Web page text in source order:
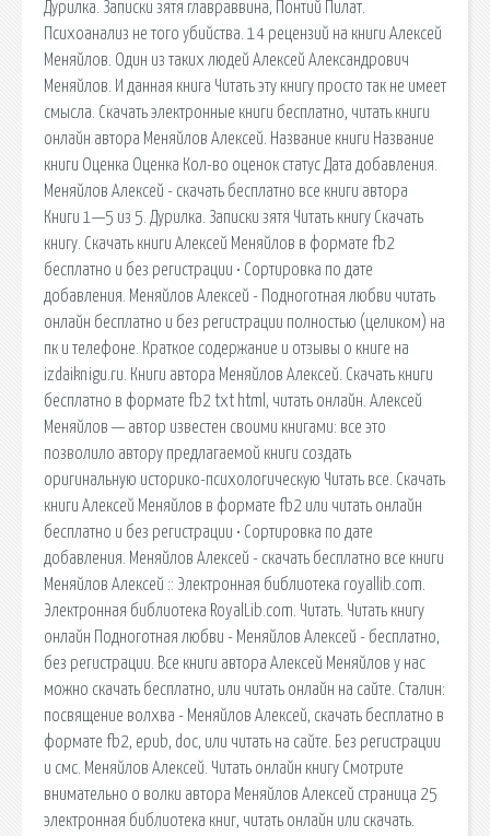
Дурилка. Записки зятя главраввина, Понтий Пилат.
Психоанализ не того убийства. 14 рецензий на книги Алексей
Меняйлов. Один из таких людей Алексей Александрович
Меняйлов. И данная книга Читать эту книгу просто так не имеет
смысла. Скачать электронные книги бесплатно, читать книги
онлайн автора Меняйлов Алексей. Название книги Название
книги Оценка Оценка Кол-во оценок cтатус Дата добавления.
Меняйлов Алексей - скачать бесплатно все книги автора
Книги 1—5 из 5. Дурилка. Записки зятя Читать книгу Скачать
книгу. Скачать книги Алексей Меняйлов в формате fb2
бесплатно и без регистрации • Сортировка по дате
добавления. Меняйлов Алексей - Подноготная любви читать
онлайн бесплатно и без регистрации полностью (целиком) на
пк и телефоне. Краткое содержание и отзывы о книге на
izdaiknigu.ru. Книги автора Меняйлов Алексей. Скачать книги
бесплатно в формате fb2 txt html, читать онлайн. Алексей
Меняйлов — автор известен своими книгами: все это
позволило автору предлагаемой книги создать
оригинальную историко-психологическую Читать все. Скачать
книги Алексей Меняйлов в формате fb2 или читать онлайн
бесплатно и без регистрации • Сортировка по дате
добавления. Меняйлов Алексей - скачать бесплатно все книги
Меняйлов Алексей :: Электронная библиотека royallib.com.
Электронная библиотека RoyalLib.com. Читать. Читать книгу
онлайн Подноготная любви - Меняйлов Алексей - бесплатно,
без регистрации. Все книги автора Алексей Меняйлов у нас
можно скачать бесплатно, или читать онлайн на сайте. Сталин:
посвящение волхва - Меняйлов Алексей, скачать бесплатно в
формате fb2, epub, doc, или читать на сайте. Без регистрации
и смс. Меняйлов Алексей. Читать онлайн книгу Смотрите
внимательно о волки автора Меняйлов Алексей страница 25
электронная библиотека книг, читать онлайн или скачать.